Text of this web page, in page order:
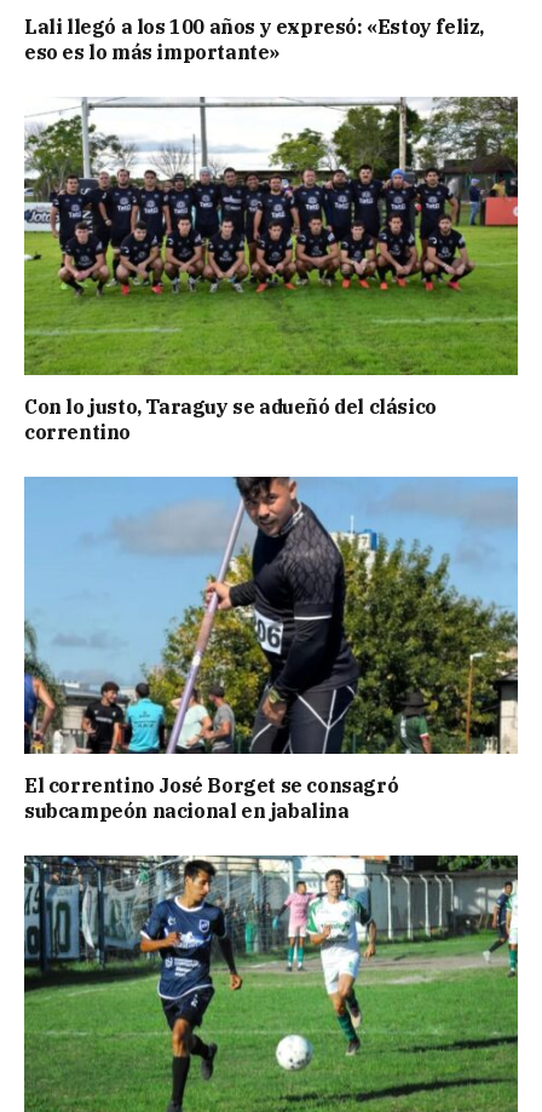
Lali llegó a los 100 años y expresó: «Estoy feliz,
eso es lo más importante»
Con lo justo, Taraguy se adueñó del clásico
correntino
El correntino José Borget se consagró
subcampeón nacional en jabalina